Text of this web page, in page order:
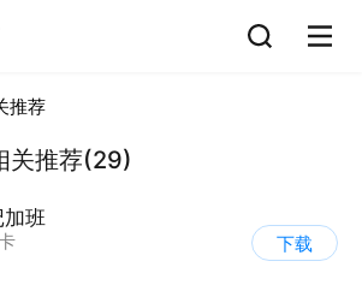
推荐
关推荐(29)
班
下载